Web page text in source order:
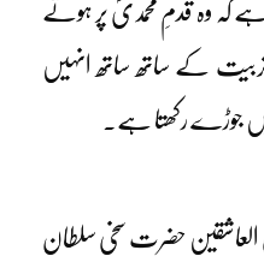
کہ وہ قدمِ محمدیؐ پر ہوتے
کے ساتھ ساتھ انہیں
جوڑے رکھتا ہے۔
العاشقین حضرت سخی سلطان